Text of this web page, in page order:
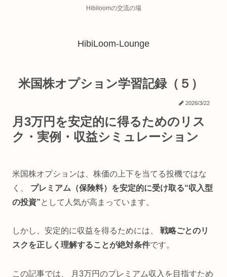
Hibiloomの交流の場
HibiLoom-Lounge
米国株オプション学習記録（５）
2026/3/22
月3万円を安定的に得るためのリス
ク・実例・収益シミュレーション
米国株オプションは、株価の上下を当てる投機ではな
く、 プレミアム（保険料）を安定的に受け取る“収入型
の投資”として人気が高まっています。
しかし、安定的に収益を得るためには、 戦略ごとのリ
スクを正しく理解することが絶対条件です。
この記事では、 月3万円のプレミアム収入を目指すため